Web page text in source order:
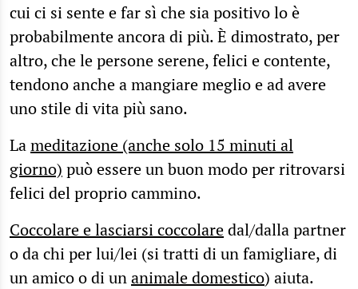
cui ci si sente e far sì che sia positivo lo è
probabilmente ancora di più. È dimostrato, per
altro, che le persone serene, felici e contente,
tendono anche a mangiare meglio e ad avere
uno stile di vita più sano.
Lameditazione (anche solo 15 minuti al
giorno) può essere un buon modo per ritrovarsi
felici del proprio cammino.
Coccolare e lasciarsi coccolaredal/dalla partner
o da chi per lui/lei (si tratti di un famigliare, di
un amico o di unanimale domestico) aiuta.